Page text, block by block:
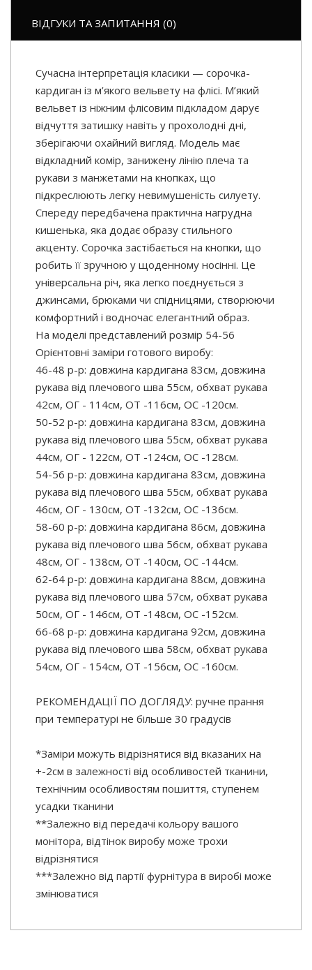
ВІДГУКИ ТА ЗАПИТАННЯ (0)
Сучасна інтерпретація класики — сорочка-
кардиган із м’якого вельвету на флісі. М’який
вельвет із ніжним флісовим підкладом дарує
відчуття затишку навіть у прохолодні дні,
зберігаючи охайний вигляд. Модель має
відкладний комір, занижену лінію плеча та
рукави з манжетами на кнопках, що
підкреслюють легку невимушеність силуету.
Спереду передбачена практична нагрудна
кишенька, яка додає образу стильного
акценту. Сорочка застібається на кнопки, що
робить її зручною у щоденному носінні. Це
універсальна річ, яка легко поєднується з
джинсами, брюками чи спідницями, створюючи
комфортний і водночас елегантний образ.
На моделі представлений розмір 54-56
Орієнтовні заміри готового виробу:
46-48 р-р: довжина кардигана 83см, довжина
рукава від плечового шва 55см, обхват рукава
42см, ОГ - 114см, ОТ -116см, OC -120см.
50-52 р-р: довжина кардигана 83см, довжина
рукава від плечового шва 55см, обхват рукава
44см, ОГ - 122см, ОТ -124см, OC -128см.
54-56 р-р: довжина кардигана 83см, довжина
рукава від плечового шва 55см, обхват рукава
46см, ОГ - 130см, ОТ -132см, OC -136см.
58-60 р-р: довжина кардигана 86см, довжина
рукава від плечового шва 56см, обхват рукава
48см, ОГ - 138см, ОТ -140см, OC -144см.
62-64 р-р: довжина кардигана 88см, довжина
рукава від плечового шва 57см, обхват рукава
50см, ОГ - 146см, ОТ -148см, OC -152см.
66-68 р-р: довжина кардигана 92см, довжина
рукава від плечового шва 58см, обхват рукава
54см, ОГ - 154см, ОТ -156см, OC -160см.
РЕКОМЕНДАЦІЇ ПО ДОГЛЯДУ: ручне прання
при температурі не більше 30 градусів
*Заміри можуть відрізнятися від вказаних на
+-2см в залежності від особливостей тканини,
технічним особливостям пошиття, ступенем
усадки тканини
**Залежно від передачі кольору вашого
монітора, відтінок виробу може трохи
відрізнятися
***Залежно від партії фурнітура в виробі може
змінюватися